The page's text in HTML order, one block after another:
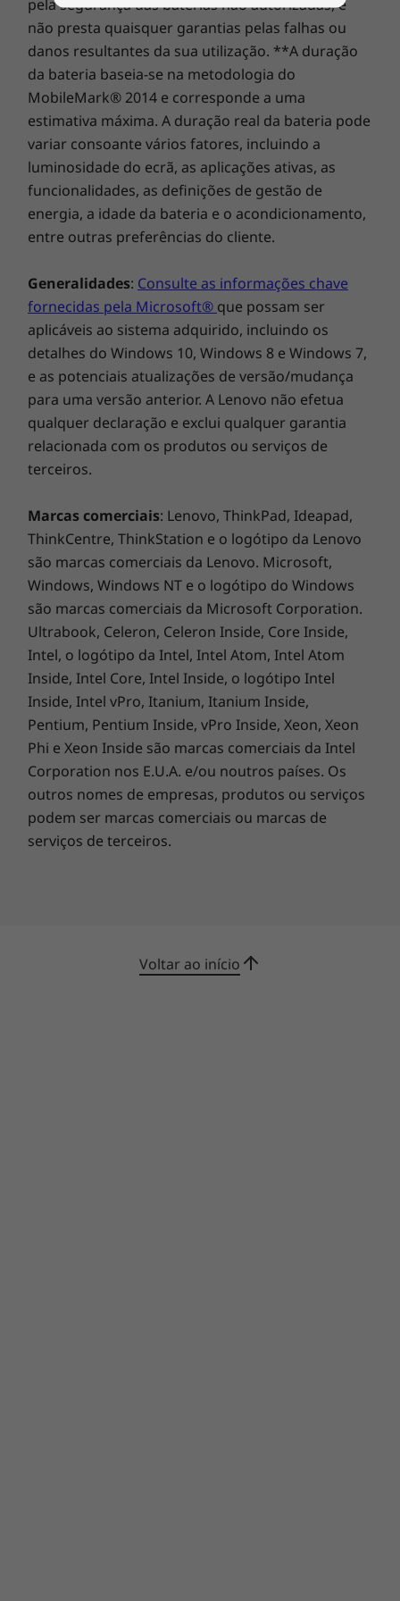
Flexibilidade e segurança incorporadas
O ThinkCentre Neo 30a foi concebido para ser
ao mesmo tempo flexível e seguro. Conta com
várias portas, incluindo USB 3.2, para todos os
seus periféricos de PC e um Clipe de cabo
inteligente para proteger contra o furto.
Também é compatível com o ThinkShield, um
conjunto integral de soluções de segurança
personalizáveis que mantêm o seu dispositivo
seguro e protegem os seus dados
confidenciais.
Uma forma mais inteligente de fazer
reuniões online
Com o AI Meeting Manager e a respetiva gama
de ferramentas inteligentes, incluindo
Tradutor, Voz para texto, Legendas e Editor de
notas de reunião, nunca foi tão fácil gerir e
participar em reuniões online. Com os ruídos
de fundo a serem filtrados, as vozes dos
participantes são captadas claramente de
qualquer ângulo. Além disso, o seu AIO é
compatível com o Alexa Show Mode, o que
permite tornar-se instantaneamente um ecrã
As especificações podem variar consoante a região/modelo.
pela segurança das baterias não autorizadas, e
não presta quaisquer garantias pelas falhas ou
danos resultantes da sua utilização. **A duração
da bateria baseia-se na metodologia do
MobileMark® 2014 e corresponde a uma
estimativa máxima. A duração real da bateria pode
variar consoante vários fatores, incluindo a
luminosidade do ecrã, as aplicações ativas, as
funcionalidades, as definições de gestão de
energia, a idade da bateria e o acondicionamento,
entre outras preferências do cliente.
Generalidades: Consulte as informações chave
fornecidas pela Microsoft® que possam ser
aplicáveis ao sistema adquirido, incluindo os
detalhes do Windows 10, Windows 8 e Windows 7,
e as potenciais atualizações de versão/mudança
para uma versão anterior. A Lenovo não efetua
qualquer declaração e exclui qualquer garantia
relacionada com os produtos ou serviços de
terceiros.
Marcas comerciais: Lenovo, ThinkPad, Ideapad,
ThinkCentre, ThinkStation e o logótipo da Lenovo
são marcas comerciais da Lenovo. Microsoft,
Windows, Windows NT e o logótipo do Windows
são marcas comerciais da Microsoft Corporation.
Ultrabook, Celeron, Celeron Inside, Core Inside,
Intel, o logótipo da Intel, Intel Atom, Intel Atom
Inside, Intel Core, Intel Inside, o logótipo Intel
Inside, Intel vPro, Itanium, Itanium Inside,
Pentium, Pentium Inside, vPro Inside, Xeon, Xeon
Phi e Xeon Inside são marcas comerciais da Intel
Corporation nos E.U.A. e/ou noutros países. Os
outros nomes de empresas, produtos ou serviços
podem ser marcas comerciais ou marcas de
serviços de terceiros.
Voltar ao início